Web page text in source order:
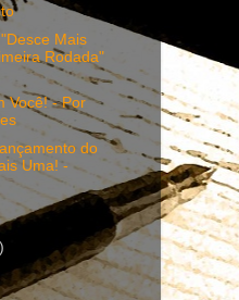
Mais
Rodada"
Você! - Por
do
Uma! -